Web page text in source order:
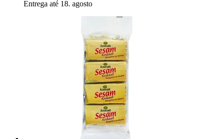
Entrega até 18. agosto